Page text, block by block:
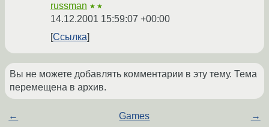
russman ★★
14.12.2001 15:59:07 +00:00
Ссылка
Вы не можете добавлять комментарии в эту тему. Тема
перемещена в архив.
← Games →